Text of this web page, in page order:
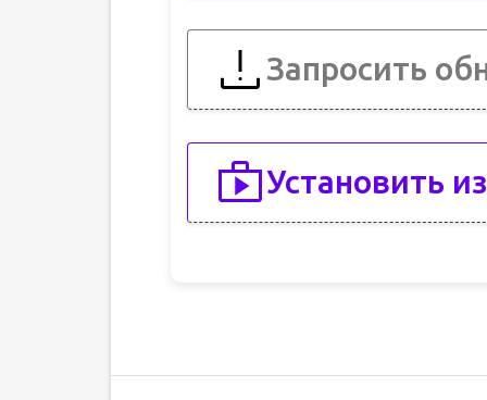
Запросить
Установить